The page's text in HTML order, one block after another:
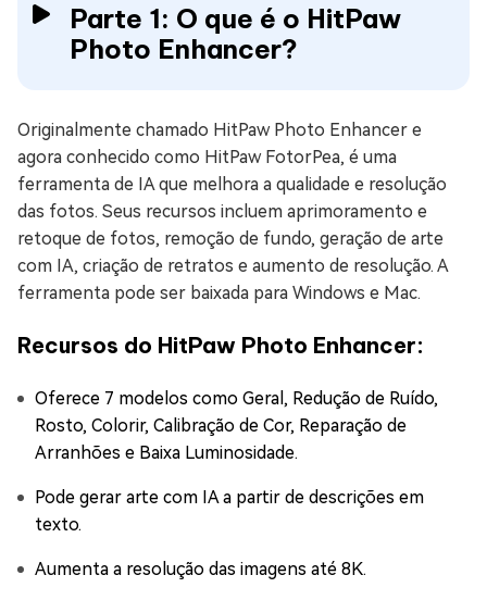
Parte 1: O que é o HitPaw
Photo Enhancer?
Originalmente chamado HitPaw Photo Enhancer e
agora conhecido como HitPaw FotorPea, é uma
ferramenta de IA que melhora a qualidade e resolução
das fotos. Seus recursos incluem aprimoramento e
retoque de fotos, remoção de fundo, geração de arte
com IA, criação de retratos e aumento de resolução. A
ferramenta pode ser baixada para Windows e Mac.
Recursos do HitPaw Photo Enhancer:
Oferece 7 modelos como Geral, Redução de Ruído,
Rosto, Colorir, Calibração de Cor, Reparação de
Arranhões e Baixa Luminosidade.
Pode gerar arte com IA a partir de descrições em
texto.
Aumenta a resolução das imagens até 8K.